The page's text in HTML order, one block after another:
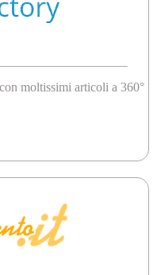
moltissimi articoli a 360°